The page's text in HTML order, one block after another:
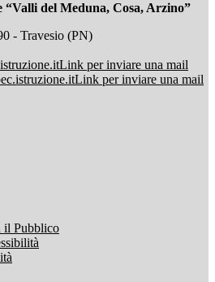
del Meduna, Cosa, Arzino”
- Travesio (PN)
Link per inviare una mail
Link per inviare una mail
il Pubblico